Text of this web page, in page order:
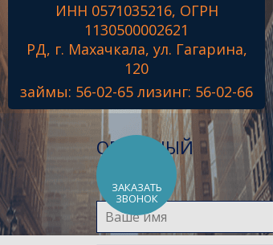
Лизинг
Наши проекты
Знамя Победы
Наши ветераны
ИНН 0571035216, ОГРН
1130500002621
РД, г. Махачкала, ул. Гагарина,
120
займы: 56-02-65 лизинг: 56-02-66
ЗАКАЗАТЬ
ЗВОНОК
ОБРАТНЫЙ
ЗВОНОК